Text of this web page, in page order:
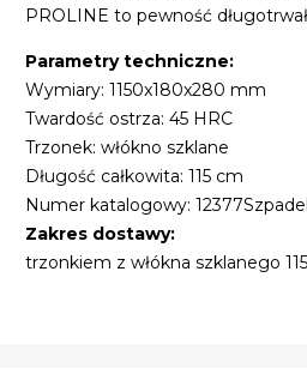
PROLINE to pewność
Parametry techniczne:
Wymiary: 1150x180x280 mm
Twardość ostrza: 45 HRC
Trzonek: włókno szklane
Długość całkowita: 115 cm
Numer katalogowy: 12377
Zakres dostawy:
trzonkiem z włókna szklanego